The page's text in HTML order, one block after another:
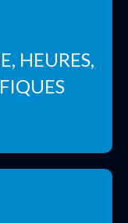
HEURES,